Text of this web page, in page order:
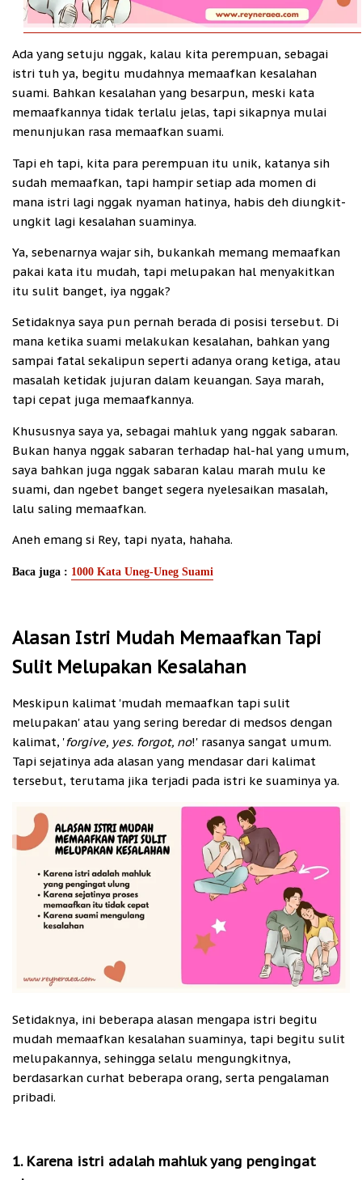
Ada yang setuju nggak, kalau kita perempuan, sebagai
istri tuh ya, begitu mudahnya memaafkan kesalahan
suami. Bahkan kesalahan yang besarpun, meski kata
memaafkannya tidak terlalu jelas, tapi sikapnya mulai
menunjukan rasa memaafkan suami.
Tapi eh tapi, kita para perempuan itu unik, katanya sih
sudah memaafkan, tapi hampir setiap ada momen di
mana istri lagi nggak nyaman hatinya, habis deh diungkit-
ungkit lagi kesalahan suaminya.
Ya, sebenarnya wajar sih, bukankah memang memaafkan
pakai kata itu mudah, tapi melupakan hal menyakitkan
itu sulit banget, iya nggak?
Setidaknya saya pun pernah berada di posisi tersebut. Di
mana ketika suami melakukan kesalahan, bahkan yang
sampai fatal sekalipun seperti adanya orang ketiga, atau
masalah ketidak jujuran dalam keuangan. Saya marah,
tapi cepat juga memaafkannya.
Khususnya saya ya, sebagai mahluk yang nggak sabaran.
Bukan hanya nggak sabaran terhadap hal-hal yang umum,
saya bahkan juga nggak sabaran kalau marah mulu ke
suami, dan ngebet banget segera nyelesaikan masalah,
lalu saling memaafkan.
Aneh emang si Rey, tapi nyata, hahaha.
Baca juga : 1000 Kata Uneg-Uneg Suami
Alasan Istri Mudah Memaafkan Tapi
Sulit Melupakan Kesalahan
Meskipun kalimat 'mudah memaafkan tapi sulit
melupakan' atau yang sering beredar di medsos dengan
kalimat, 'forgive, yes. forgot, no!' rasanya sangat umum.
Tapi sejatinya ada alasan yang mendasar dari kalimat
tersebut, terutama jika terjadi pada istri ke suaminya ya.
Setidaknya, ini beberapa alasan mengapa istri begitu
mudah memaafkan kesalahan suaminya, tapi begitu sulit
melupakannya, sehingga selalu mengungkitnya,
berdasarkan curhat beberapa orang, serta pengalaman
pribadi.
1. Karena istri adalah mahluk yang pengingat